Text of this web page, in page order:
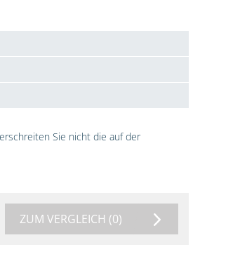
Sie nicht die auf der
ZUM VERGLEICH (0)